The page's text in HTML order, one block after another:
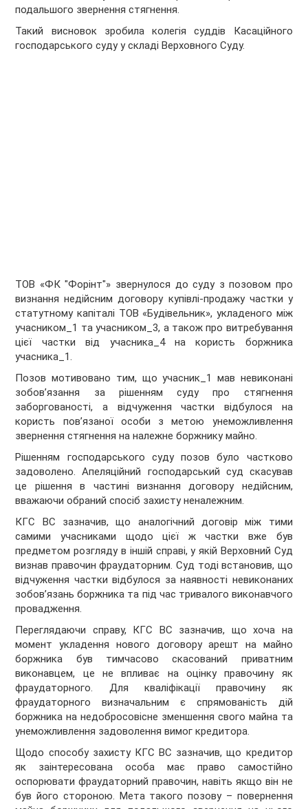
подальшого звернення стягнення.
Такий висновок зробила колегія суддів Касаційного
господарського суду у складі Верховного Суду.
ТОВ «ФК "Форінт"» звернулося до суду з позовом про
визнання недійсним договору купівлі-продажу частки у
статутному капіталі ТОВ «Будівельник», укладеного між
учасником_1 та учасником_3, а також про витребування
цієї частки від учасника_4 на користь боржника
учасника_1.
Позов мотивовано тим, що учасник_1 мав невиконані
зобов’язання за рішенням суду про стягнення
заборгованості, а відчуження частки відбулося на
користь пов’язаної особи з метою унеможливлення
звернення стягнення на належне боржнику майно.
Рішенням господарського суду позов було частково
задоволено. Апеляційний господарський суд скасував
це рішення в частині визнання договору недійсним,
вважаючи обраний спосіб захисту неналежним.
КГС ВС зазначив, що аналогічний договір між тими
самими учасниками щодо цієї ж частки вже був
предметом розгляду в іншій справі, у якій Верховний Суд
визнав правочин фраудаторним. Суд тоді встановив, що
відчуження частки відбулося за наявності невиконаних
зобов’язань боржника та під час тривалого виконавчого
провадження.
Переглядаючи справу, КГС ВС зазначив, що хоча на
момент укладення нового договору арешт на майно
боржника був тимчасово скасований приватним
виконавцем, це не впливає на оцінку правочину як
фраудаторного. Для кваліфікації правочину як
фраудаторного визначальним є спрямованість дій
боржника на недобросовісне зменшення свого майна та
унеможливлення задоволення вимог кредитора.
Щодо способу захисту КГС ВС зазначив, що кредитор
як заінтересована особа має право самостійно
оспорювати фраудаторний правочин, навіть якщо він не
був його стороною. Мета такого позову – повернення